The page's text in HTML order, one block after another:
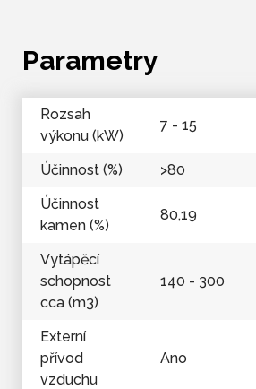
Parametry
Rozsah
výkonu (kW)
7 - 15
Účinnost (%)
>80
Účinnost
kamen (%)
80,19
Vytápěcí
schopnost
cca (m3)
140 - 300
Externí
přívod
vzduchu
Ano